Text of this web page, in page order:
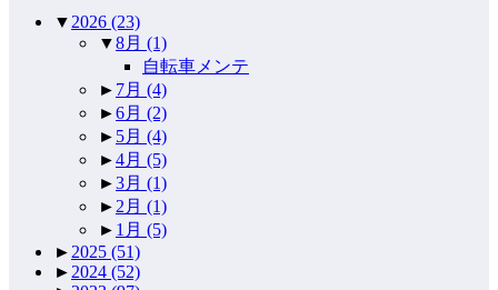
▼ 2026 (23)
▼8月 (1)
自転車メンテ
► 7月 (4)
►6月 (2)
► 5月 (4)
►4月 (5)
►3月 (1)
► 2月 (1)
► 1月 (5)
► 2025 (51)
► 2024 (52)